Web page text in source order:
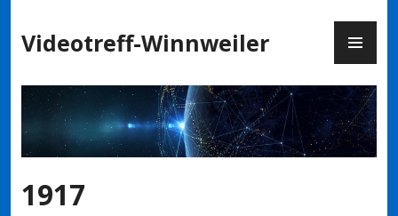
Inhalt
springen
Videotreff-Winnweiler
1917